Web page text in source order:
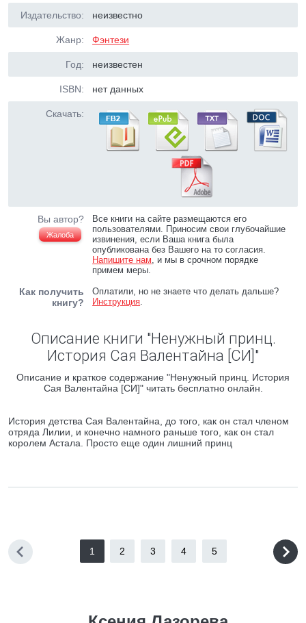
Издательство: неизвестно
Жанр: Фэнтези
Год: неизвестен
ISBN: нет данных
Скачать:
Вы автор?
Жалоба
Все книги на сайте размещаются его
пользователями. Приносим свои глубочайшие
извинения, если Ваша книга была
опубликована без Вашего на то согласия.
Напишите нам, и мы в срочном порядке
примем меры.
Как получить
книгу?
Оплатили, но не знаете что делать дальше?
Инструкция.
Описание книги "Ненужный принц.
История Сая Валентайна [СИ]"
Описание и краткое содержание "Ненужный принц. История
Сая Валентайна [СИ]" читать бесплатно онлайн.
История детства Сая Валентайна, до того, как он стал членом
отряда Лилии, и конечно намного раньше того, как он стал
королем Астала. Просто еще один лишний принц
1 2 3 4 5